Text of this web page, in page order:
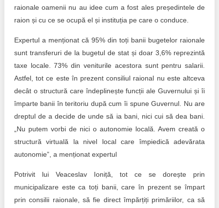
raionale oamenii nu au idee cum a fost ales președintele de
raion și cu ce se ocupă el și instituția pe care o conduce.
Expertul a menționat că 95% din toți banii bugetelor raionale
sunt transferuri de la bugetul de stat și doar 3,6% reprezintă
taxe locale. 73% din veniturile acestora sunt pentru salarii.
Astfel, tot ce este în prezent consiliul raional nu este altceva
decât o structură care îndeplinește funcții ale Guvernului și îi
împarte banii în teritoriu după cum îi spune Guvernul. Nu are
dreptul de a decide de unde să ia bani, nici cui să dea bani.
„Nu putem vorbi de nici o autonomie locală. Avem creată o
structură virtuală la nivel local care împiedică adevărata
autonomie”, a menționat expertul
Potrivit lui Veaceslav Ioniță, tot ce se dorește prin
municipalizare este ca toți banii, care în prezent se împart
prin consilii raionale, să fie direct împărțiți primăriilor, ca să